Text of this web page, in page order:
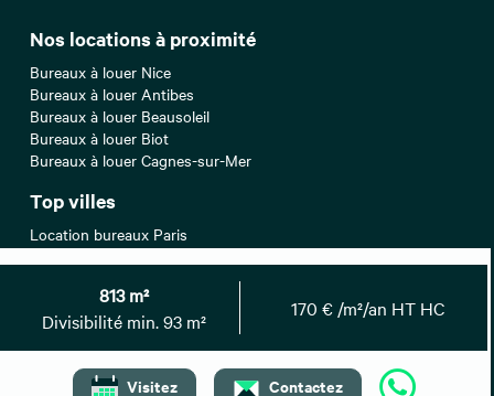
813 m²
Divisibilité min. 93 m²
170 € /m²/an HT HC
Visitez Contactez
Nos locations à proximité
Bureaux à louer Nice
Bureaux à louer Antibes
Bureaux à louer Beausoleil
Bureaux à louer Biot
Bureaux à louer Cagnes-sur-Mer
Top villes
Location bureaux Paris
Location bureaux Aix-en-Provence
Location bureaux Montpellier
Recherches associées